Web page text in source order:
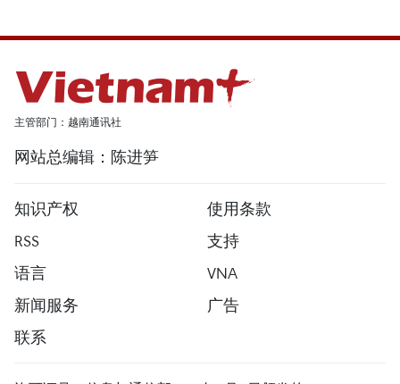
主管部门：越南通讯社
网站总编辑：陈进笋
知识产权
使用条款
RSS
支持
语言
VNA
新闻服务
广告
联系